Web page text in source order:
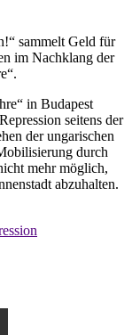
sammelt Geld für
im Nachklang der
in Budapest
seitens der
der ungarischen
durch
mehr möglich,
abzuhalten.